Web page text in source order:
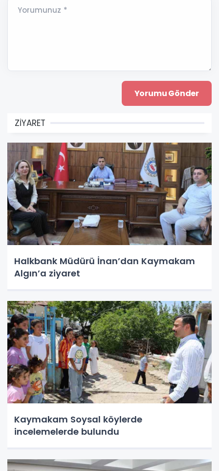
Yorumunuz *
ZİYARET
Halkbank Müdürü İnan’dan Kaymakam
Algın’a ziyaret
Kaymakam Soysal köylerde
incelemelerde bulundu